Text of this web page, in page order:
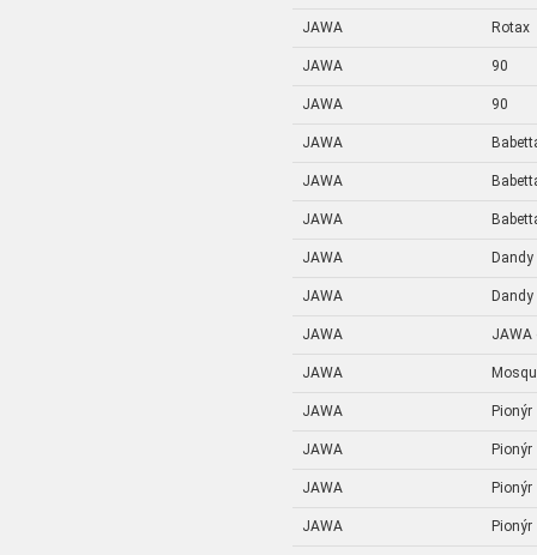
JAWA Rotax
JAWA 90
JAWA 90
JAWA
JAWA
JAWA
JAWA Dandy
JAWA Dandy
JAWA
JAWA
JAWA Pionýr
JAWA Pionýr
JAWA Pionýr
JAWA Pionýr